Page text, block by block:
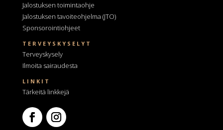
Jalostuksen toimintaohje
Jalostuksen tavoiteohjelma (JTO)
Sponsorointiohjeet
TERVEYSKYSELYT
Terveyskysely
Ilmoita sairaudesta
LINKIT
Tärkeitä linkkejä